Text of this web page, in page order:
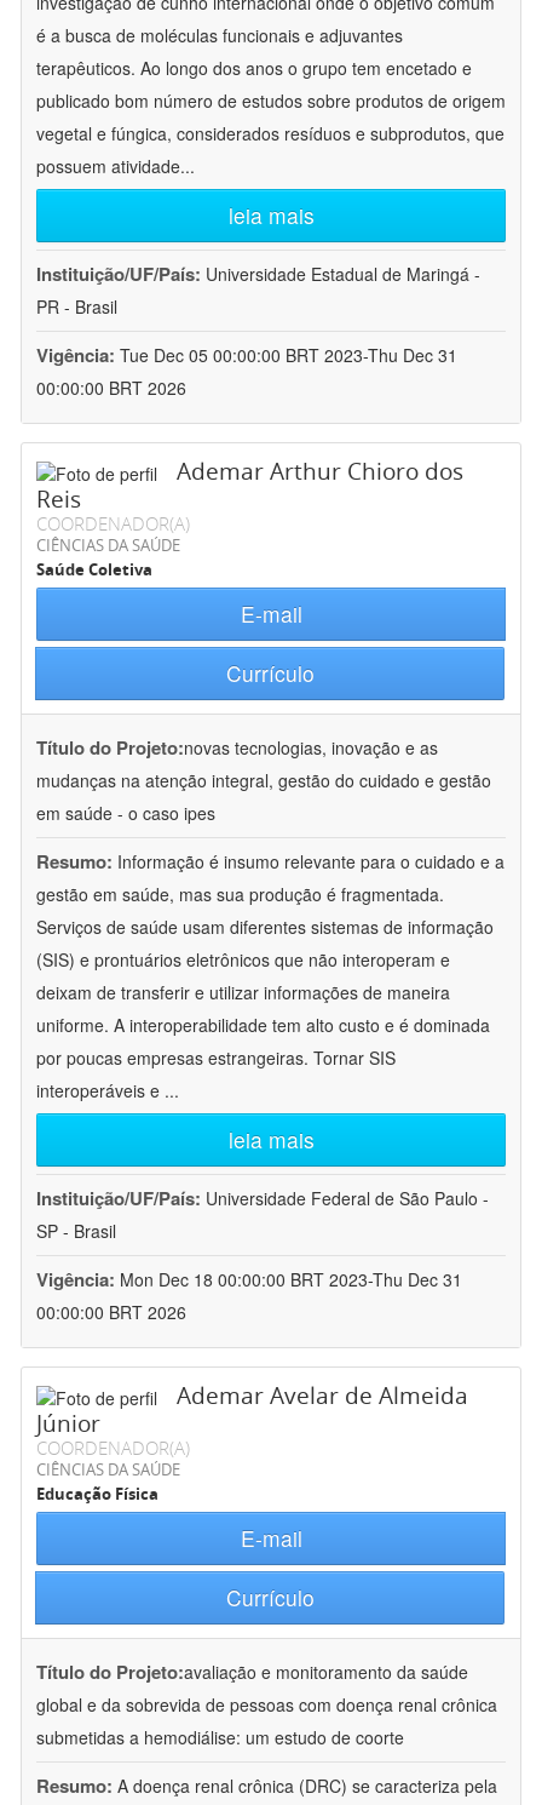
é a busca de moléculas funcionais e adjuvantes
terapêuticos. Ao longo dos anos o grupo tem encetado e
publicado bom número de estudos sobre produtos de origem
vegetal e fúngica, considerados resíduos e subprodutos, que
possuem atividade...
leia mais
Instituição/UF/País: Universidade Estadual de Maringá -
PR - Brasil
Vigência: Tue Dec 05 00:00:00 BRT 2023-Thu Dec 31
00:00:00 BRT 2026
Ademar Arthur Chioro dos
Reis
COORDENADOR(A)
CIÊNCIAS DA SAÚDE
Saúde Coletiva
E-mail
Currículo
Título do Projeto:novas tecnologias, inovação e as
mudanças na atenção integral, gestão do cuidado e gestão
em saúde - o caso ipes
Resumo: Informação é insumo relevante para o cuidado e a
gestão em saúde, mas sua produção é fragmentada.
Serviços de saúde usam diferentes sistemas de informação
(SIS) e prontuários eletrônicos que não interoperam e
deixam de transferir e utilizar informações de maneira
uniforme. A interoperabilidade tem alto custo e é dominada
por poucas empresas estrangeiras. Tornar SIS
interoperáveis e ...
leia mais
Instituição/UF/País: Universidade Federal de São Paulo -
SP - Brasil
Vigência: Mon Dec 18 00:00:00 BRT 2023-Thu Dec 31
00:00:00 BRT 2026
Ademar Avelar de Almeida
Júnior
COORDENADOR(A)
CIÊNCIAS DA SAÚDE
Educação Física
E-mail
Currículo
Título do Projeto:avaliação e monitoramento da saúde
global e da sobrevida de pessoas com doença renal crônica
submetidas a hemodiálise: um estudo de coorte
Resumo: A doença renal crônica (DRC) se caracteriza pela